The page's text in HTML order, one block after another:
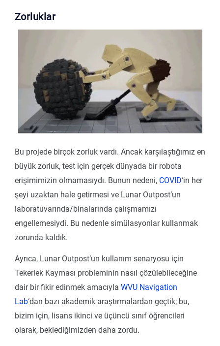
Zorluklar
Bu projede birçok zorluk vardı. Ancak karşılaştığımız en
büyük zorluk, test için gerçek dünyada bir robota
erişimimizin olmamasıydı. Bunun nedeni, COVID‘in her
şeyi uzaktan hale getirmesi ve Lunar Outpost’un
laboratuvarında/binalarında çalışmamızı
engellemesiydi. Bu nedenle simülasyonlar kullanmak
zorunda kaldık.
Ayrıca, Lunar Outpost’un kullanım senaryosu için
Tekerlek Kayması probleminin nasıl çözülebileceğine
dair bir fikir edinmek amacıyla WVU Navigation
Lab‘dan bazı akademik araştırmalardan geçtik; bu,
bizim için, lisans ikinci ve üçüncü sınıf öğrencileri
olarak, beklediğimizden daha zordu.